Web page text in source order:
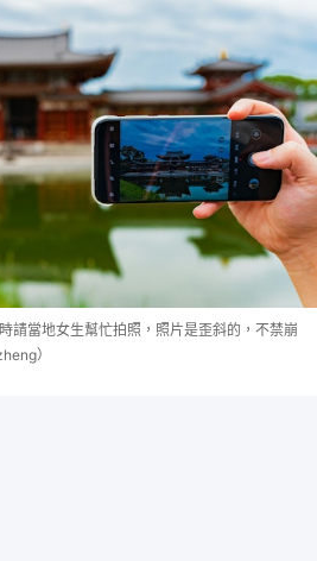
請當地女生幫忙拍照，照片是歪斜的，不禁崩
）